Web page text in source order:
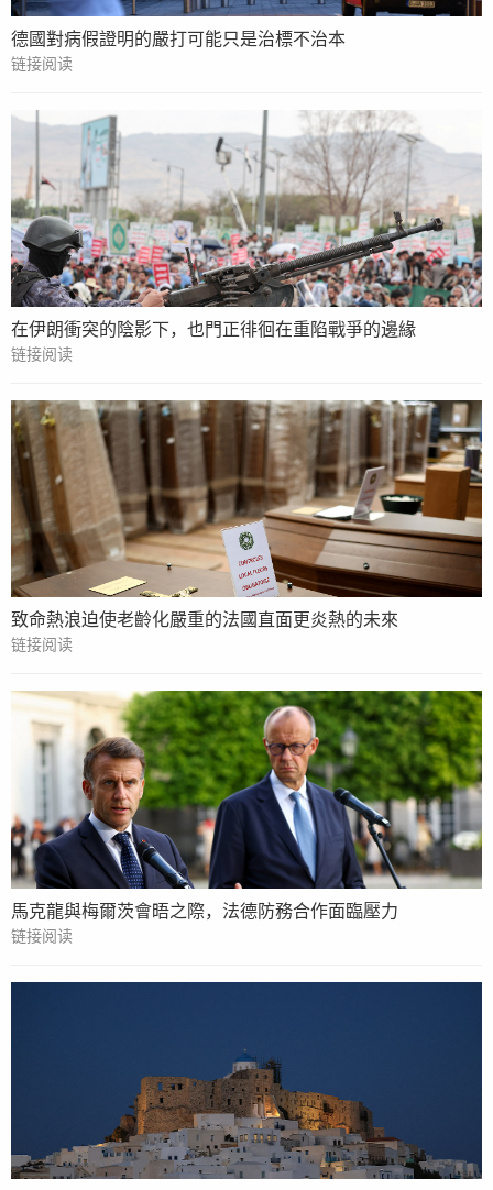
德國對病假證明的嚴打可能只是治標不治本
链接阅读
在伊朗衝突的陰影下，也門正徘徊在重陷戰爭的邊緣
链接阅读
致命熱浪迫使老齡化嚴重的法國直面更炎熱的未來
链接阅读
馬克龍與梅爾茨會晤之際，法德防務合作面臨壓力
链接阅读